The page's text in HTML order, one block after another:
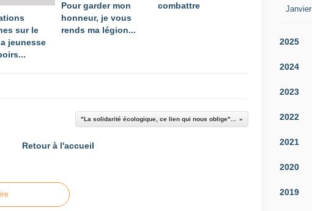
sur le
jeunesse
Pour garder mon
honneur, je vous
rends ma légion...
combattre
"La solidarité écologique, ce lien qui nous oblige"...
Retour à l'accueil
Janvier
2025
2024
2023
2022
2021
2020
2019